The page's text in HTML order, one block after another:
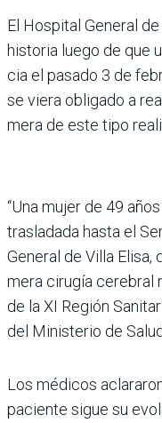
El Hospital Gene­ral
historia luego de que
cia el pasado 3 de
se viera obligado a
mera de este tipo
“Una mujer de 49
trasladada hasta el
General de Villa
mera cirugía cerebral
de la XI Región
del Ministerio de
Los médicos
paciente sigue su